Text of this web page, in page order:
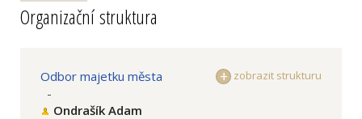
Organizační struktura
zobrazit strukturu
Odbor majetku města
-
Ondrašík Adam